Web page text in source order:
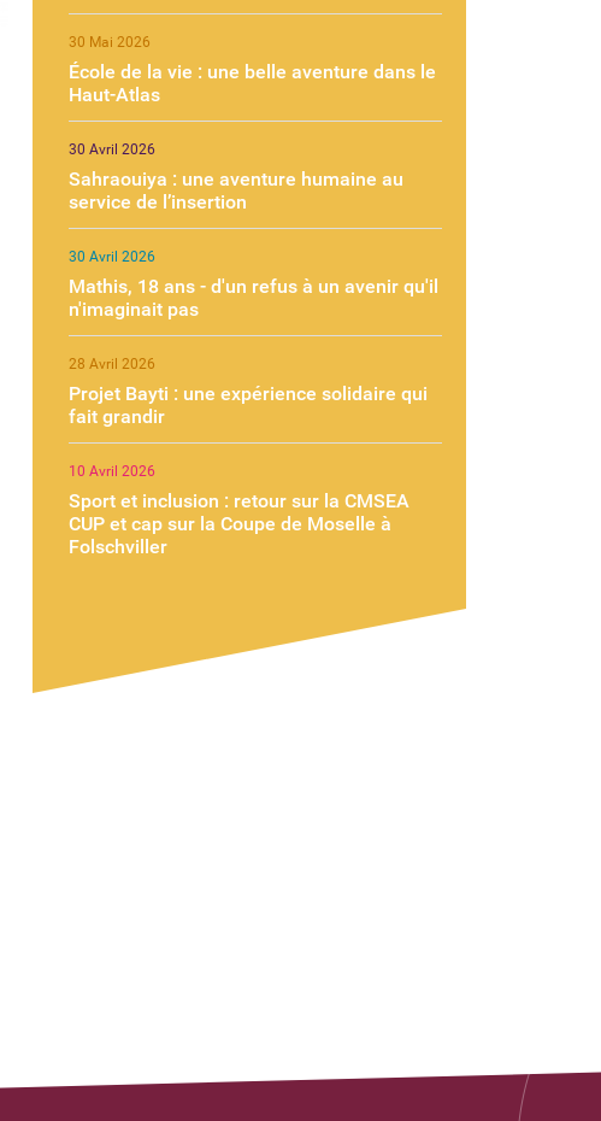
30 Mai 2026
École de la vie : une belle aventure dans le
Haut-Atlas
30 Avril 2026
Sahraouiya : une aventure humaine au
service de l’insertion
30 Avril 2026
Mathis, 18 ans - d'un refus à un avenir qu'il
n'imaginait pas
28 Avril 2026
Projet Bayti : une expérience solidaire qui
fait grandir
10 Avril 2026
Sport et inclusion : retour sur la CMSEA
CUP et cap sur la Coupe de Moselle à
Folschviller